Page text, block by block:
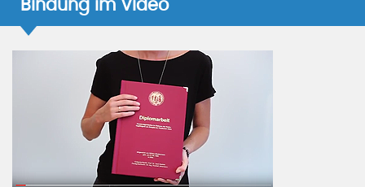
Bindung im Video